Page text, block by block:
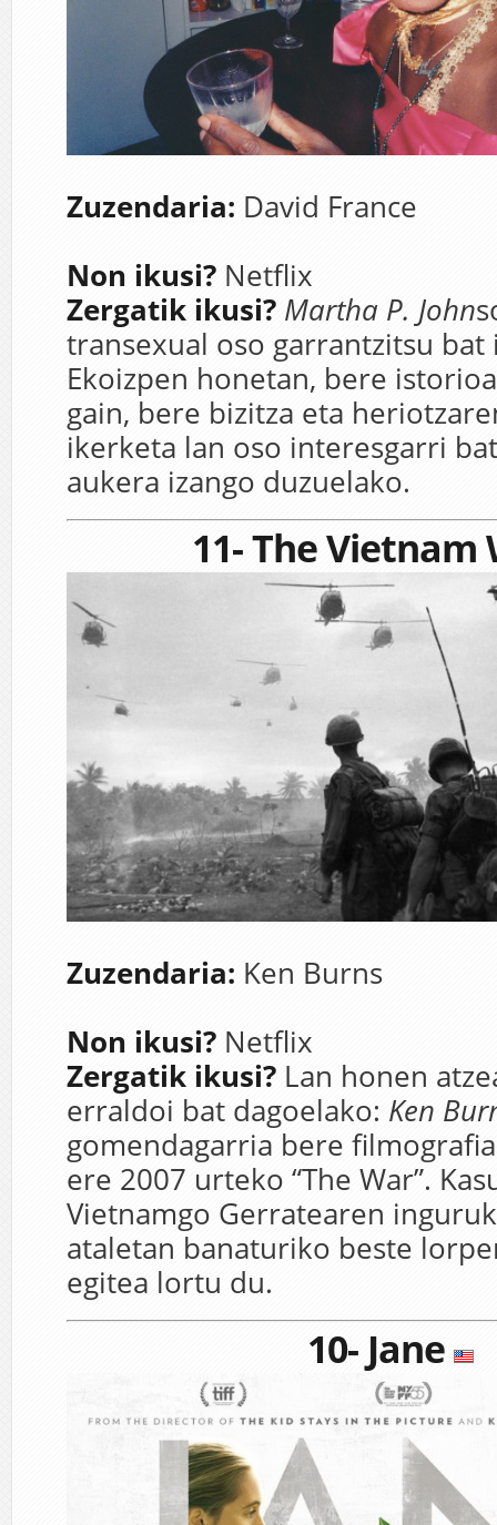
Zuzendaria: David France
Non ikusi? Netflix
Zergatik ikusi? Martha P. John
transexual oso garrantzitsu bat
Ekoizpen honetan, bere
gain, bere bizitza eta
ikerketa lan oso interesgarri
aukera izango duzuelako.
11- The Vietnam
Zuzendaria: Ken Burns
Non ikusi? Netflix
Zergatik ikusi? Lan honen
erraldoi bat dagoelako: Ken
gomendagarria bere
ere 2007 urteko “The War”.
Vietnamgo Gerratearen
ataletan banaturiko beste
egitea lortu du.
10- Jane